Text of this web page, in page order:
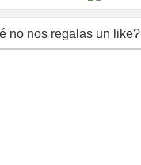
no nos regalas un like?